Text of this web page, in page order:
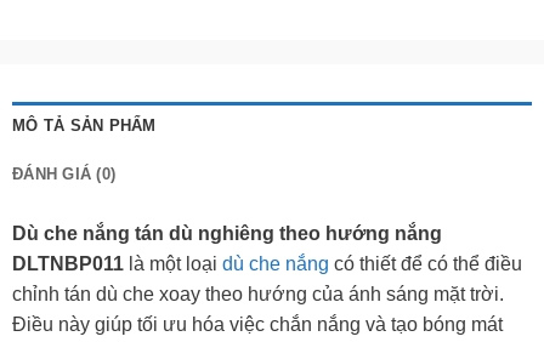
MÔ TẢ SẢN PHẨM
ĐÁNH GIÁ (0)
Dù che nắng tán dù nghiêng theo hướng nắng
DLTNBP011 là một loại dù che nắng có thiết để có thể điều
chỉnh tán dù che xoay theo hướng của ánh sáng mặt trời.
Điều này giúp tối ưu hóa việc chắn nắng và tạo bóng mát